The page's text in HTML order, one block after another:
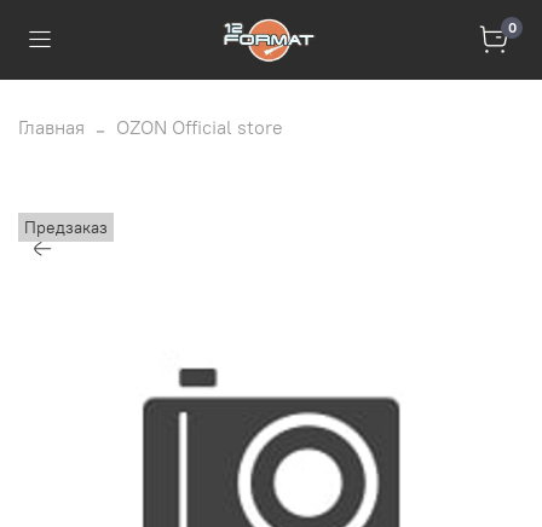
0
Главная OZON Official store
Предзаказ